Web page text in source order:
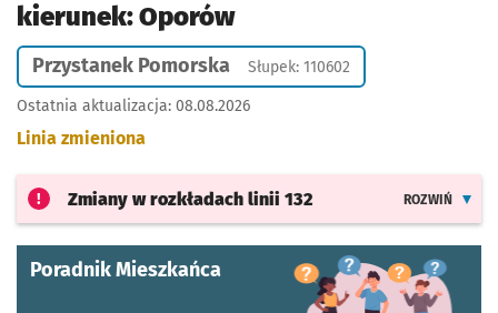
kierunek: Oporów
Przystanek Pomorska Słupek: 110602
Ostatnia aktualizacja: 08.08.2026
Linia zmieniona
Zmiany w rozkładach linii 132 ROZWIŃ
Poradnik Mieszkańca